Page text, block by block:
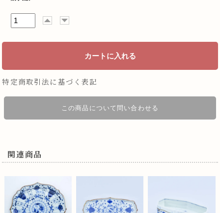
特定商取引法に基づく表記
この商品について問い合わせる
関連商品